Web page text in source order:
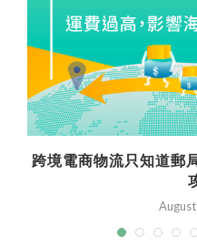
跨境電商物流只知道郵